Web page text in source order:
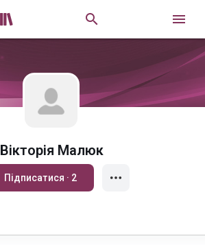
 
Вікторія Малюк
Підписатися · 2